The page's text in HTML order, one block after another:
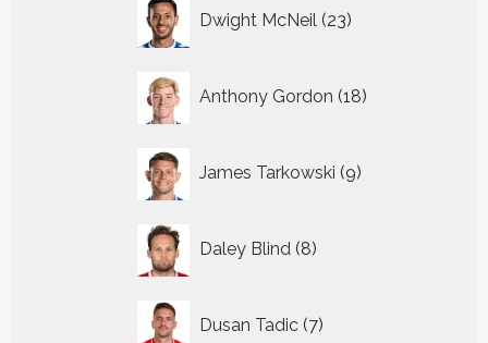
Dwight McNeil 23
producten
Anthony Gordon 18
producten
James Tarkowski 9
producten
Daley Blind 8
producten
Dusan Tadic 7
producten